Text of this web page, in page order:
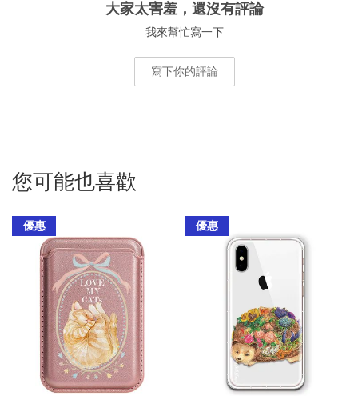
大家太害羞，還沒有評論
我來幫忙寫一下
寫下你的評論
您可能也喜歡
優惠 優惠